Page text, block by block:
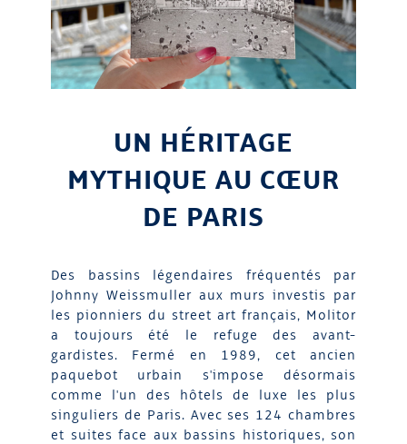
UN HÉRITAGE
MYTHIQUE AU CŒUR
DE PARIS
Des bassins légendaires fréquentés par
Johnny Weissmuller aux murs investis par
les pionniers du street art français, Molitor
a toujours été le refuge des avant-
gardistes. Fermé en 1989, cet ancien
paquebot urbain s'impose désormais
comme l'un des hôtels de luxe les plus
singuliers de Paris. Avec ses 124 chambres
et suites face aux bassins historiques, son